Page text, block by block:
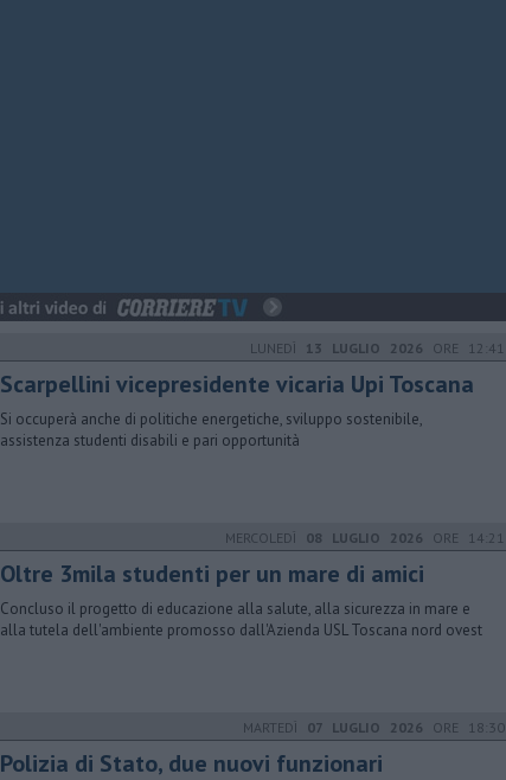
LUNEDÌ 13 LUGLIO 2026 ORE 12:41
Scarpellini vicepresidente vicaria Upi Toscana
Si occuperà anche di politiche energetiche, sviluppo sostenibile,
assistenza studenti disabili e pari opportunità
MERCOLEDÌ 08 LUGLIO 2026 ORE 14:21
Oltre 3mila studenti per un mare di amici
Concluso il progetto di educazione alla salute, alla sicurezza in mare e
alla tutela dell'ambiente promosso dall'Azienda USL Toscana nord ovest
MARTEDÌ 07 LUGLIO 2026 ORE 18:30
Polizia di Stato, due nuovi funzionari